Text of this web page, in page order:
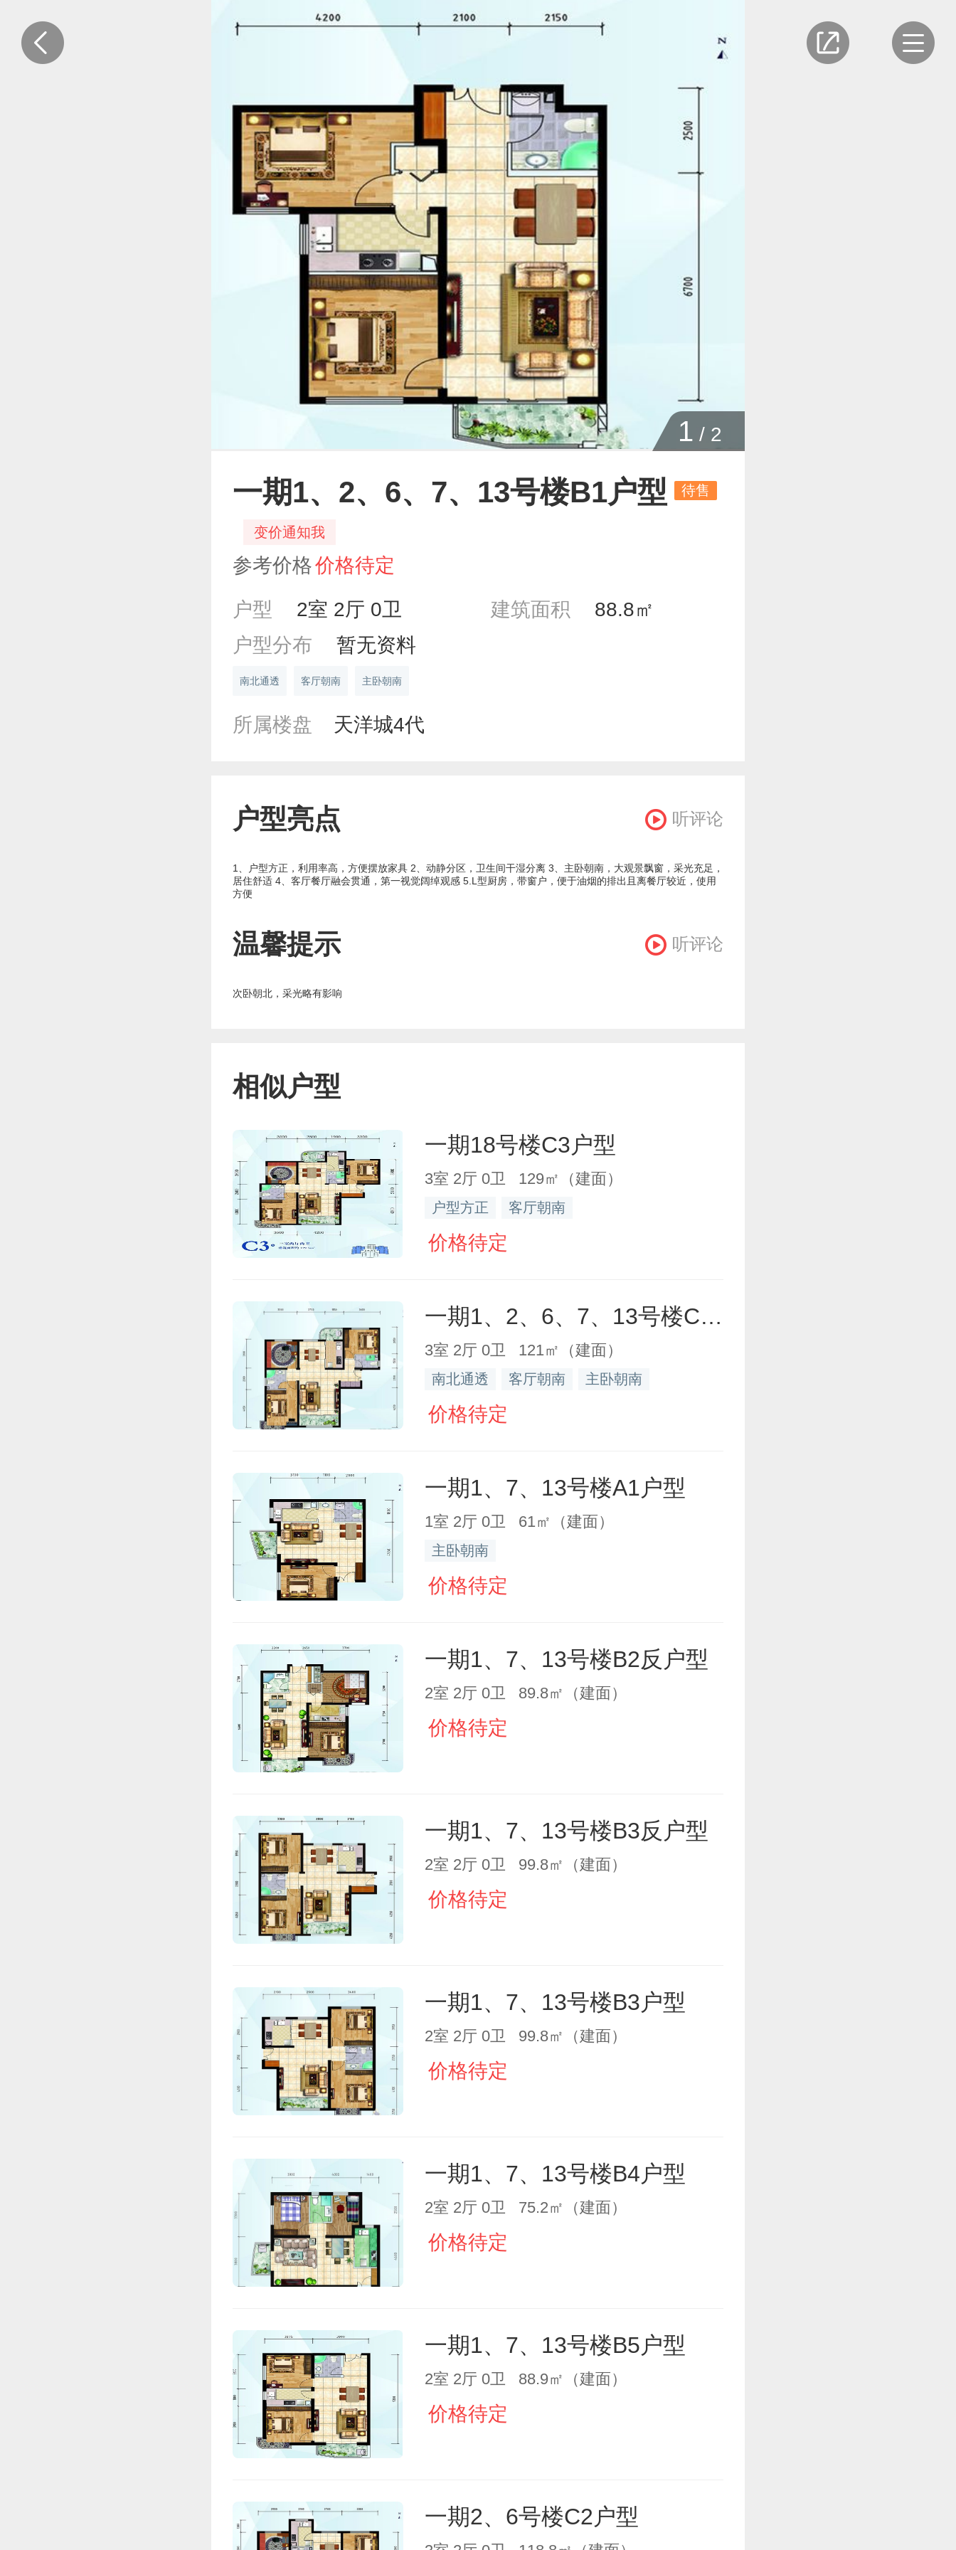
1 / 2
一期1、2、6、7、13号楼B1户型 待售
变价通知我
参考价格价格待定
户型
2室 2厅 0卫 建筑面积
88.8㎡
户型分布
暂无资料
南北通透 客厅朝南 主卧朝南
所属楼盘 天洋城4代
户型亮点 听评论
1、户型方正，利用率高，方便摆放家具 2、动静分区，卫生间干湿分离 3、主卧朝南，大观景飘窗，采光充足，
居住舒适 4、客厅餐厅融会贯通，第一视觉阔绰观感 5.L型厨房，带窗户，便于油烟的排出且离餐厅较近，使用
方便
温馨提示 听评论
次卧朝北，采光略有影响
相似户型
一期18号楼C3户型
3室 2厅 0卫 129㎡（建面）
户型方正 客厅朝南
价格待定
一期1、2、6、7、13号楼C1户型
3室 2厅 0卫 121㎡（建面）
南北通透 客厅朝南 主卧朝南
价格待定
一期1、7、13号楼A1户型
1室 2厅 0卫 61㎡（建面）
主卧朝南
价格待定
一期1、7、13号楼B2反户型
2室 2厅 0卫 89.8㎡（建面）
价格待定
一期1、7、13号楼B3反户型
2室 2厅 0卫 99.8㎡（建面）
价格待定
一期1、7、13号楼B3户型
2室 2厅 0卫 99.8㎡（建面）
价格待定
一期1、7、13号楼B4户型
2室 2厅 0卫 75.2㎡（建面）
价格待定
一期1、7、13号楼B5户型
2室 2厅 0卫 88.9㎡（建面）
价格待定
一期2、6号楼C2户型